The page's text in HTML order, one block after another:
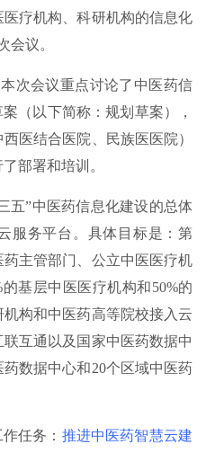
疗机构、科研机构的信息化
会议。
次会议重点讨论了中医药信
（以下简称：规划草案），
医结合医院、民族医医院）
部署和培训。
五”中医药信息化建设的总体
服务平台。具体目标是：第
主管部门、公立中医医疗机
基层中医医疗机构和50%的
构和中医药高等院校接入云
互通以及国家中医药数据中
数据中心和20个区域中医药
任务： 推进中医药智慧云建